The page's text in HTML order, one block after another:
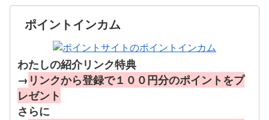
ポイントインカム
わたしの紹介リンク特典
→ リンクから登録で１００円分のポイントをプ
レゼント
さらに